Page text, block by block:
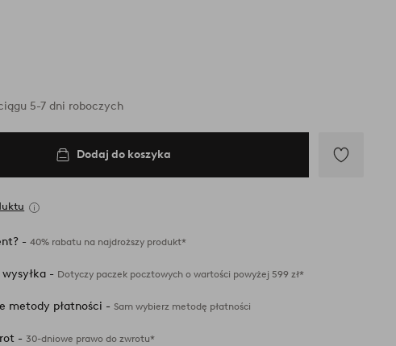
5-7 dni roboczych
Dodaj do koszyka
-40% rabatu na najdroższy produkt*
- Dotyczy paczek pocztowych o wartości powyżej 599 zł*
metody płatności -Sam wybierz metodę płatności
-30-dniowe prawo do zwrotu*